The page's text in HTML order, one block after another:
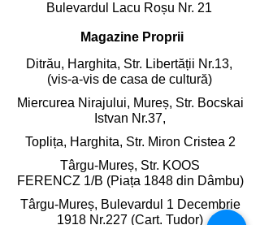
Bulevardul Lacu Roșu Nr. 21
Magazine Proprii
Ditrău, Harghita, Str. Libertății Nr.13,
(vis-a-vis de casa de cultură)
Miercurea Nirajului, Mureș, Str. Bocskai
Istvan Nr.37,
Toplița, Harghita, Str. Miron Cristea 2
Târgu-Mureș, Str. KOOS
FERENCZ 1/B (Piața 1848 din Dâmbu)
Târgu-Mureș, Bulevardul 1 Decembrie
1918 Nr.227 (Cart. Tudor)